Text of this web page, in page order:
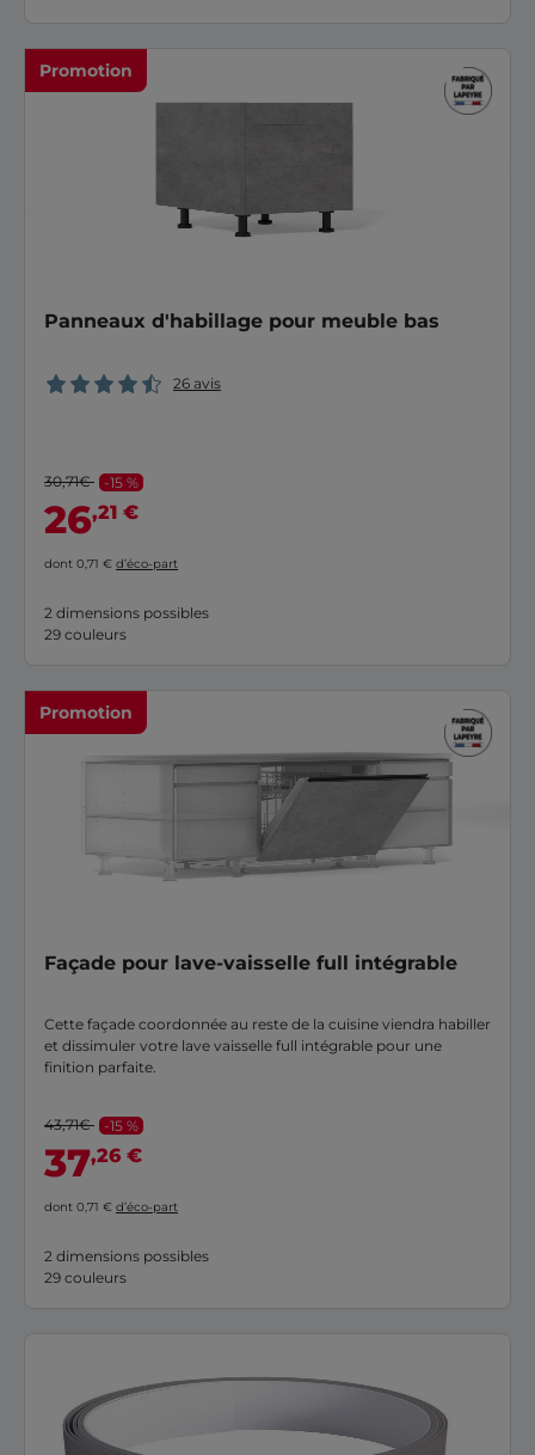
Promotion
Panneaux d'habillage pour meuble bas
26 avis
30,71€ -15 %
26,21 €
dont 0,71 € d’éco-part
2 dimensions possibles
29 couleurs
Promotion
Façade pour lave-vaisselle full intégrable
Cette façade coordonnée au reste de la cuisine viendra habiller
et dissimuler votre lave vaisselle full intégrable pour une
finition parfaite.
43,71€ -15 %
37,26 €
dont 0,71 € d’éco-part
2 dimensions possibles
29 couleurs